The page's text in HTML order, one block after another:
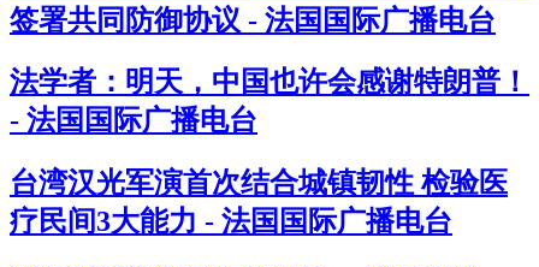
签署共同防御协议 - 法国国际广播电台
法学者：明天，中国也许会感谢特朗普！
- 法国国际广播电台
台湾汉光军演首次结合城镇韧性 检验医
疗民间3大能力 - 法国国际广播电台